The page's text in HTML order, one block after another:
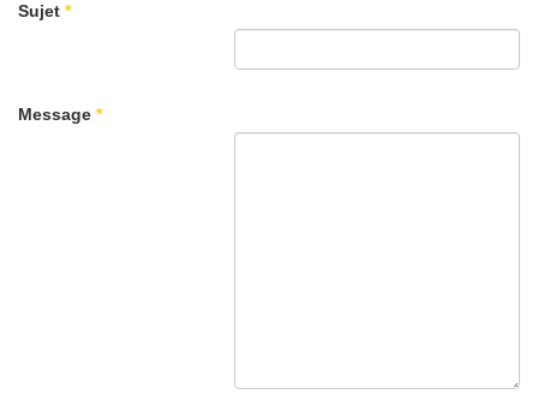
Sujet *
Message *